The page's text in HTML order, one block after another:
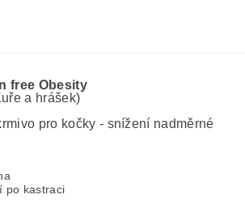
Grain free Obesity
a hrášek)
pro kočky - snížení nadměrné
po kastraci